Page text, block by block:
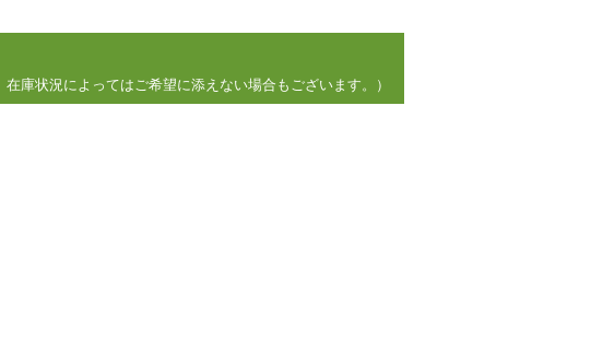
在庫状況によってはご希望に添えない場合もございます。）